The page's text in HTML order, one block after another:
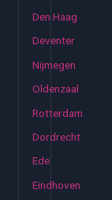
Den Haag
Deventer
Nijmegen
Oldenzaal
Rotterdam
Dordrecht
Ede
Eindhoven